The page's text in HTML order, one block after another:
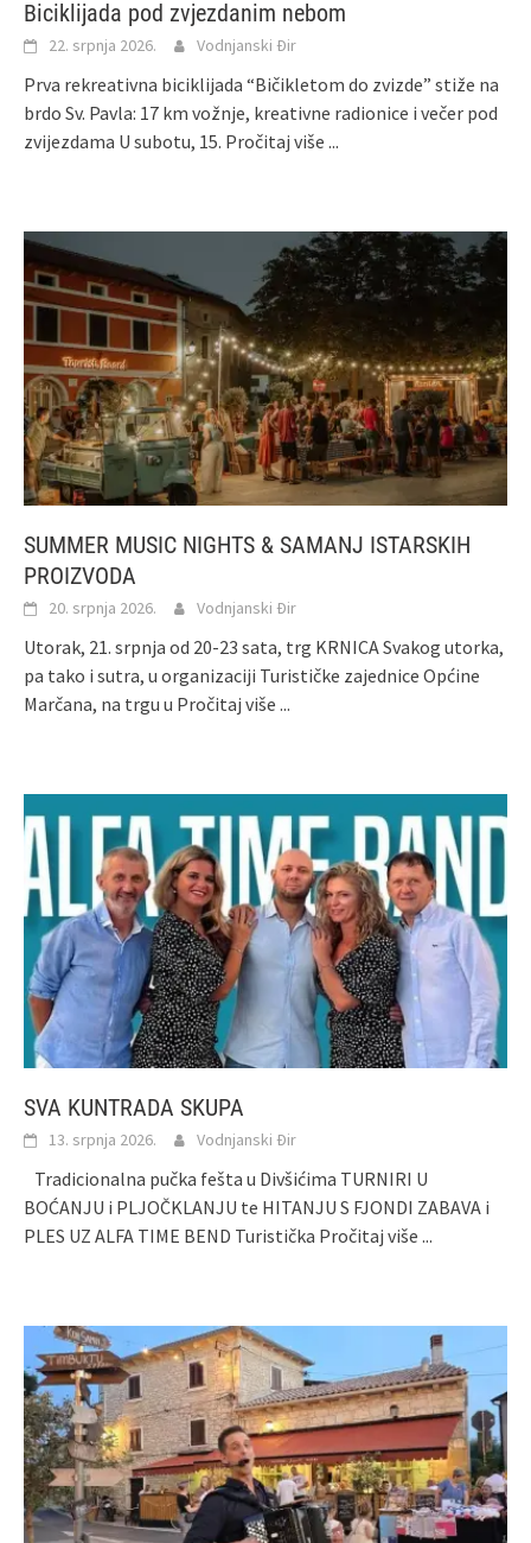
Biciklijada pod zvjezdanim nebom
22. srpnja 2026. Vodnjanski Đir
Prva rekreativna biciklijada “Bičikletom do zvizde” stiže na
brdo Sv. Pavla: 17 km vožnje, kreativne radionice i večer pod
zvijezdama U subotu, 15. Pročitaj više ...
SUMMER MUSIC NIGHTS & SAMANJ ISTARSKIH
PROIZVODA
20. srpnja 2026. Vodnjanski Đir
Utorak, 21. srpnja od 20-23 sata, trg KRNICA Svakog utorka,
pa tako i sutra, u organizaciji Turističke zajednice Općine
Marčana, na trgu u Pročitaj više ...
SVA KUNTRADA SKUPA
13. srpnja 2026. Vodnjanski Đir
Tradicionalna pučka fešta u Divšićima TURNIRI U
BOĆANJU i PLJOČKLANJU te HITANJU S FJONDI ZABAVA i
PLES UZ ALFA TIME BEND Turistička Pročitaj više ...